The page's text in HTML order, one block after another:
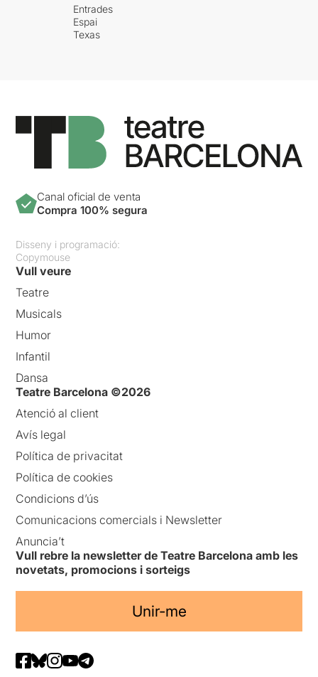
Entrades
Espai
Texas
Canal oficial de venta
Compra 100% segura
Disseny i programació:
Copymouse
Vull veure
Teatre
Musicals
Humor
Infantil
Dansa
Teatre Barcelona ©2026
Atenció al client
Avís legal
Política de privacitat
Política de cookies
Condicions d’ús
Comunicacions comercials i Newsletter
Anuncia’t
Vull rebre la newsletter de Teatre Barcelona amb les
novetats, promocions i sorteigs
Unir-me